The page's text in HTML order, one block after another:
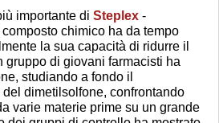
importante di Steplex -
chimico ha da tempo
la sua capacità di ridurre il
gruppo di giovani farmacisti ha
studiando a fondo il
dimetilsolfone, confrontando
varie materie prime su un grande